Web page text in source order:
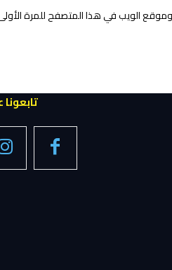
الويب في هذا المتصفح للمرة